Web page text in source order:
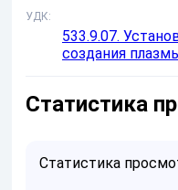
УДК
533.9.07.
создания
Статистика
Статистика